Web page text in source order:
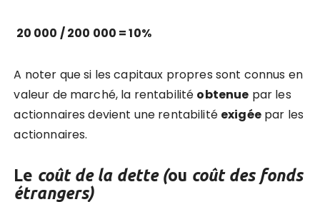
20 000 / 200 000 = 10%
A noter que si les capitaux propres sont connus en
valeur de marché, la rentabilité obtenue par les
actionnaires devient une rentabilité exigéepar les
actionnaires.
Le coût de la dette (ou coût des fonds
étrangers)